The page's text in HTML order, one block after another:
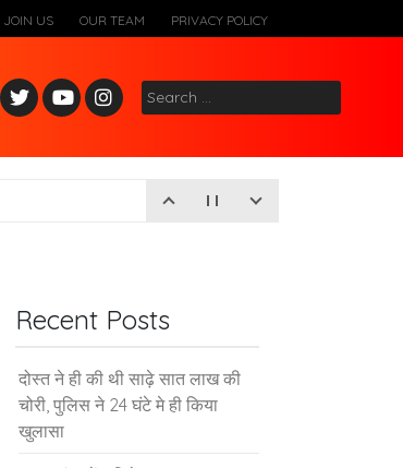
JOIN US OUR TEAM PRIVACY POLICY
Twitt
er
Yout
ube
Inst
agr
Search
for:
Recent Posts
दोस्त ने ही की थी साढ़े सात लाख की
चोरी, पुलिस ने 24 घंटे मे ही किया
खुलासा